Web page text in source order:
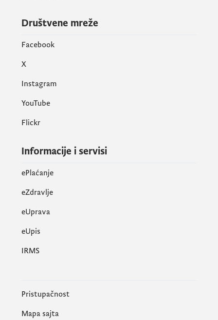
Društvene mreže
Facebook
X
Instagram
YouTube
Flickr
Informacije i servisi
ePlaćanje
eZdravlje
eUprava
еUpis
IRMS
Pristupačnost
Mapa sajta